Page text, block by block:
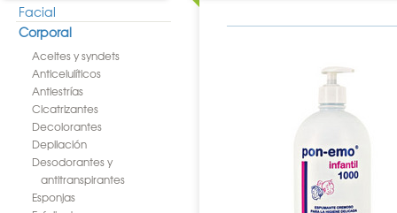
Facial
Corporal
Aceites y syndets
Anticelulíticos
Antiestrías
Cicatrizantes
Decolorantes
Depilación
Desodorantes y
antitranspirantes
Esponjas